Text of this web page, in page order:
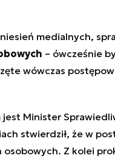
medialnych,
– ówcześnie
wówczas
Minister
stwierdził, że w
osobowych. Z kolei